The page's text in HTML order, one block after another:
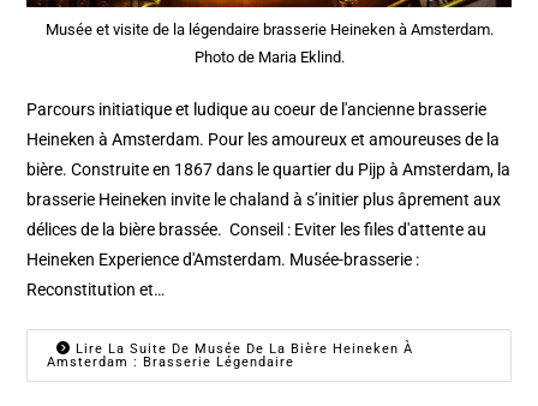
Musée et visite de la légendaire brasserie Heineken à Amsterdam.
Photo de Maria Eklind.
Parcours initiatique et ludique au coeur de l'ancienne brasserie
Heineken à Amsterdam. Pour les amoureux et amoureuses de la
bière. Construite en 1867 dans le quartier du Pijp à Amsterdam, la
brasserie Heineken invite le chaland à s’initier plus âprement aux
délices de la bière brassée. Conseil : Eviter les files d'attente au
Heineken Experience d'Amsterdam. Musée-brasserie :
Reconstitution et…
Lire La Suite De Musée De La Bière Heineken À
Amsterdam : Brasserie Légendaire